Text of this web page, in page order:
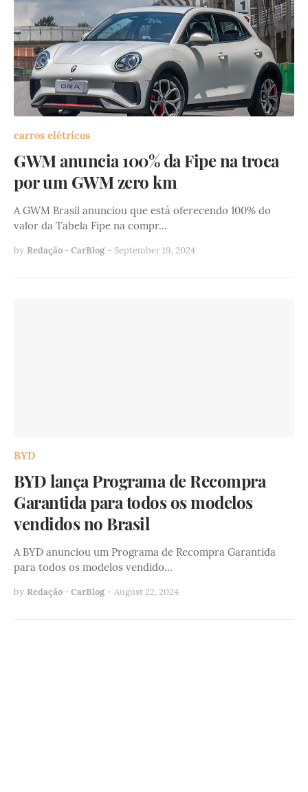
carros elétricos
GWM anuncia 100% da Fipe na troca
por um GWM zero km
A GWM Brasil anunciou que está oferecendo 100% do
valor da Tabela Fipe na compr…
by Redação - CarBlog - September 19, 2024
BYD
BYD lança Programa de Recompra
Garantida para todos os modelos
vendidos no Brasil
A BYD anunciou um Programa de Recompra Garantida
para todos os modelos vendido…
by Redação - CarBlog - August 22, 2024